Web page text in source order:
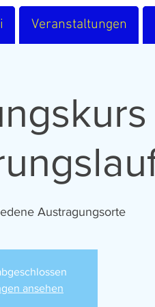
Veranstaltungen
Austragungsorte
ansehen